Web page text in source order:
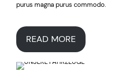
purus magna purus commodo.
READ MORE